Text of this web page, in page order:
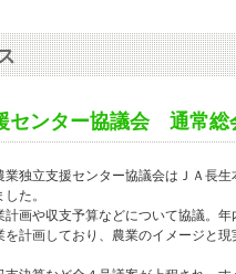
センター協議会 通常総
独立支援センター協議会はＪＡ長生
た。
画や収支予算などについて協議。
計画しており、農業のイメージと